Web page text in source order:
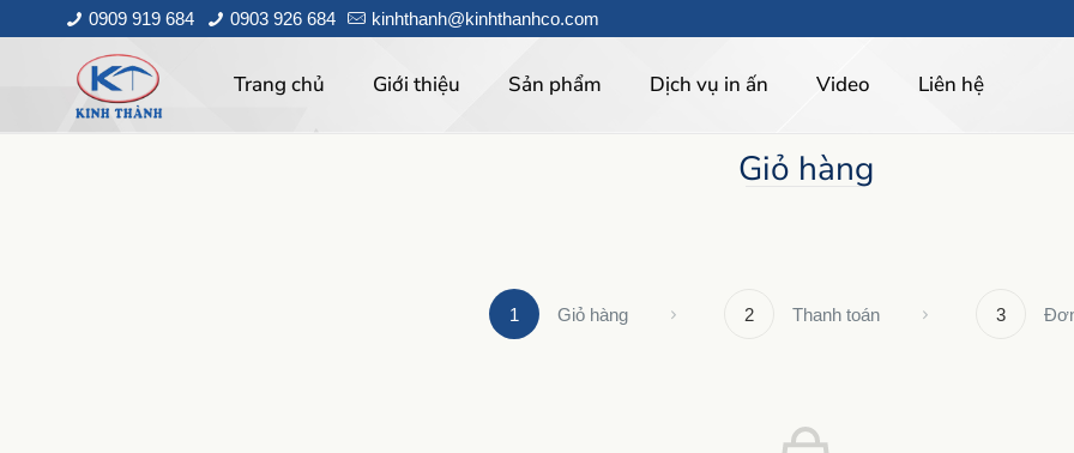
0909 919 684 0903 926 684 kinhthanh@kinhthanhco.com
Trang chủ Giới thiệu Sản phẩm Dịch vụ in ấn Video Liên hệ
Giỏ hàng
1 Giỏ hàng 2 Thanh toán 3